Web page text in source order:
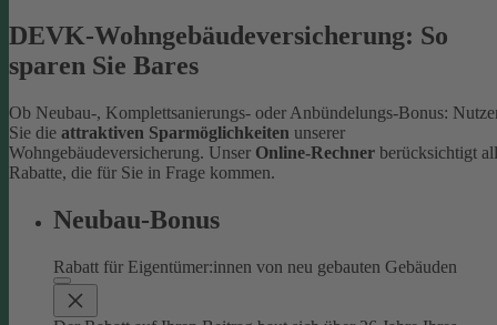
DEVK-Wohngebäudeversicherung: So
sparen Sie Bares
Ob Neubau-, Komplettsanierungs- oder Anbündelungs-Bonus:
Sie die attraktiven Sparmöglichkeiten unserer
Wohngebäudeversicherung. Unser Online-Rechner berücksichtigt
Rabatte, die für Sie in Frage kommen.
Neubau-Bonus
Rabatt für Eigentümer:innen von neu gebauten Gebäuden